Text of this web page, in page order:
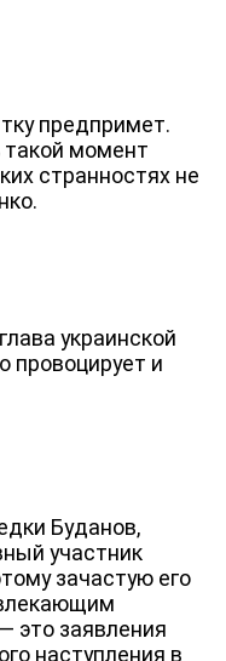
предпримет.
такой момент
странностях не
украинской
провоцирует и
Буданов,
участник
зачастую его
это заявления
наступления в